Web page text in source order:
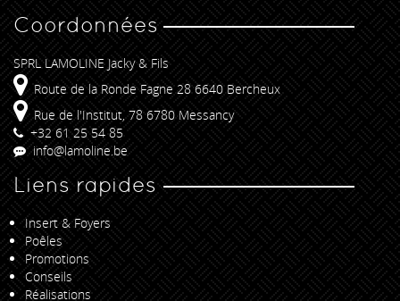
Coordonnées
SPRL LAMOLINE Jacky & Fils
Route de la Ronde Fagne 28 6640 Bercheux
Rue de l'Institut, 78 6780 Messancy
+32 61 25 54 85
info@lamoline.be
Liens rapides
Insert & Foyers
Poêles
Promotions
Conseils
Réalisations